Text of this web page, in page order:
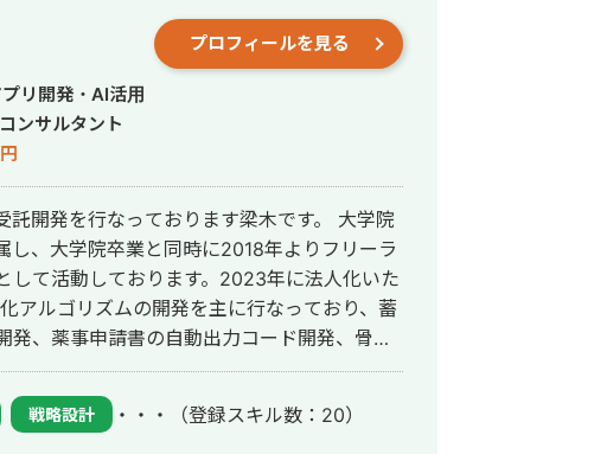
てherokuを活用したモバイルアプリを構築。
を連携し、顧客に紐づくセッション情報の一
も連携させ、新規反響から離反までのモデ
果】 前年同期比+11%
プロフィールを見る
リ開発・AI活用
ンサルタント
託開発を行なっております梁木です。 大学院
し、大学院卒業と同時に2018年よりフリーラ
して活動しております。2023年に法人化いた
アルゴリズムの開発を主に行なっており、蓄
発、薬事申請書の自動出力コード開発、骨折
等を過去に行ってきました。 全ての案件にお
将来時間の削減」を目指しており、実質的に
をさせていただきます。「正直さ」と「速
戦略設計 ・・・ （登録スキル数：20）